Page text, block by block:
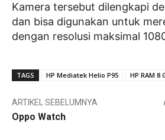
Kamera tersebut dilengkapi
dan bisa digunakan untuk
dengan resolusi maksimal
TAGS HP Mediatek Helio P95 HP RAM 8
ARTIKEL SEBELUMNYA
Oppo Watch